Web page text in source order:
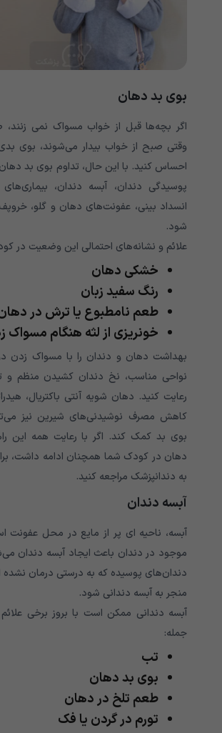
بوی بد دهان
اگر بچه‌ها قبل از خواب مسواک نمی
وقتی صبح از خواب بیدار می‌شوند، بوی بدی
احساس کنید. با این حال، تداوم بوی بد
پوسیدگی دندان، آبسه دندان، بیماری‌‌‌‌‌‌‌‌‌‌‌‌‌‌‌‌‌‌‌‌‌‌‌‌‌‌‌‌‌‌‌‌‌‌‌‌‌‌‌‌‌‌‌‌‌‌های
انسداد بینی، عفونت‌‌‌‌‌‌‌‌‌‌‌‌‌‌‌‌‌‌‌‌‌‌‌‌‌‌‌‌‌‌‌‌‌‌‌‌‌‌‌‌‌‌‌‌‌‌های دهان و گلو،
شود.
علائم و نشانه‌‌‌‌‌‌‌‌‌‌‌‌‌‌‌‌‌‌‌‌‌‌‌‌‌‌‌‌‌‌‌‌‌‌‌‌‌‌‌‌‌‌‌‌‌‌های احتمالی این وضعیت در
خشکی دهان
رنگ سفید زبان
طعم نامطبوع یا ترش در
خونریزی از لثه هنگام مسواک
بهداشت دهان و دندان را با مسواک زدن
نواحی مناسب، نخ دندان کشیدن منظم و
رعایت کنید. دهان شویه آنتی باکتریال،
کاهش مصرف نوشیدنی‌‌‌‌‌‌‌‌‌‌‌‌‌‌‌‌‌‌‌‌‌‌‌‌‌‌‌‌‌‌‌‌‌‌‌‌‌‌‌‌‌‌‌‌‌‌های شیرین نیز
بوی بد کمک کند. اگر با رعایت همه این
دهان در کودک شما همچنان ادامه داشت،
به دندانپزشک مراجعه کنید.
آبسه دندان
آبسه، ناحیه ای پر از مایع در محل عفونت
موجود در دندان باعث ایجاد آبسه دندان
دندان‌‌‌‌‌‌‌‌‌‌‌‌‌‌‌‌‌‌‌‌‌‌‌‌‌‌‌‌‌‌‌‌‌‌‌‌‌‌‌‌‌‌‌‌‌‌های پوسیده که به درستی درمان
منجر به آبسه دندانی شود.
آبسه دندانی ممکن است با بروز برخی علائم
جمله:
تب
بوی بد دهان
طعم تلخ در دهان
تورم در گردن یا فک